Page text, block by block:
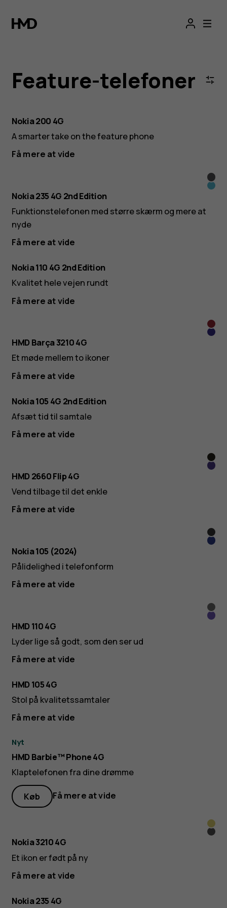
Nokia
&
HMD
4G/2G
Feature
Phones
Official
Feature-telefoner
Nokia 200 4G
A smarter take on the feature phone
Få mere at vide
Sort
Blå
Nokia 235 4G 2nd Edition
Funktionstelefonen med større skærm og mere at
nyde
Få mere at vide
Nokia 110 4G 2nd Edition
Kvalitet hele vejen rundt
Få mere at vide
Blå
HMD Barça 3210 4G
Et møde mellem to ikoner
Få mere at vide
Nokia 105 4G 2nd Edition
Afsæt tid til samtale
Få mere at vide
Cosy
HMD 2660 Flip 4G
Vend tilbage til det enkle
Få mere at vide
Sort
Blå
Nokia 105 (2024)
Pålidelighed i telefonform
Få mere at vide
Blue
HMD 110 4G
Lyder lige så godt, som den ser ud
Få mere at vide
HMD 105 4G
Stol på kvalitetssamtaler
Få mere at vide
HMD Barbie™ Phone 4G
Nyt
Klaptelefonen fra dine drømme
Køb Få mere at vide
Y2K
Gold
Nokia 3210 4G
Et ikon er født på ny
Få mere at vide
Nokia 235 4G